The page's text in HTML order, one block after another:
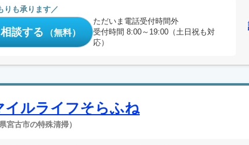
りも承ります
談する （無料）
ただいま電話受付時間外
受付時間 8:00～19:00（土日祝も対
応）
イルライフそらふね
宮古市の特殊清掃）